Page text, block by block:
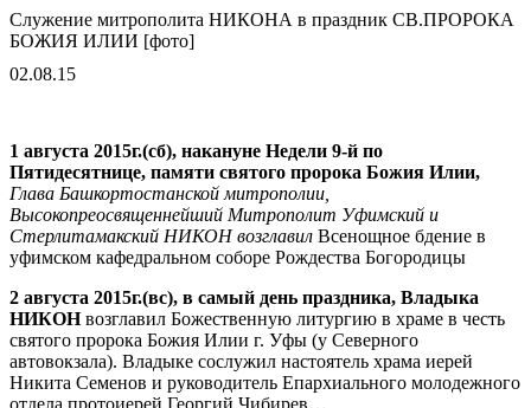
Служение митрополита НИКОНА в праздник СВ.ПРОРОКА
БОЖИЯ ИЛИИ [фото]
02.08.15
1 августа 2015г.(сб), накануне Недели 9-й по
Пятидесятнице, памяти святого пророка Божия Илии,
Глава Башкортостанской митрополии,
Высокопреосвященнейший Митрополит Уфимский и
Стерлитамакский НИКОН возглавил Всенощное бдение в
уфимском кафедральном соборе Рождества Богородицы
2 августа 2015г.(вс), в самый день праздника, Владыка
НИКОНвозглавил Божественную литургию в храме в честь
святого пророка Божия Илии г. Уфы (у Северного
автовокзала). Владыке сослужил настоятель храма иерей
Никита Семенов и руководитель Епархиального молодежного
отдела протоиерей Георгий Чибирев…